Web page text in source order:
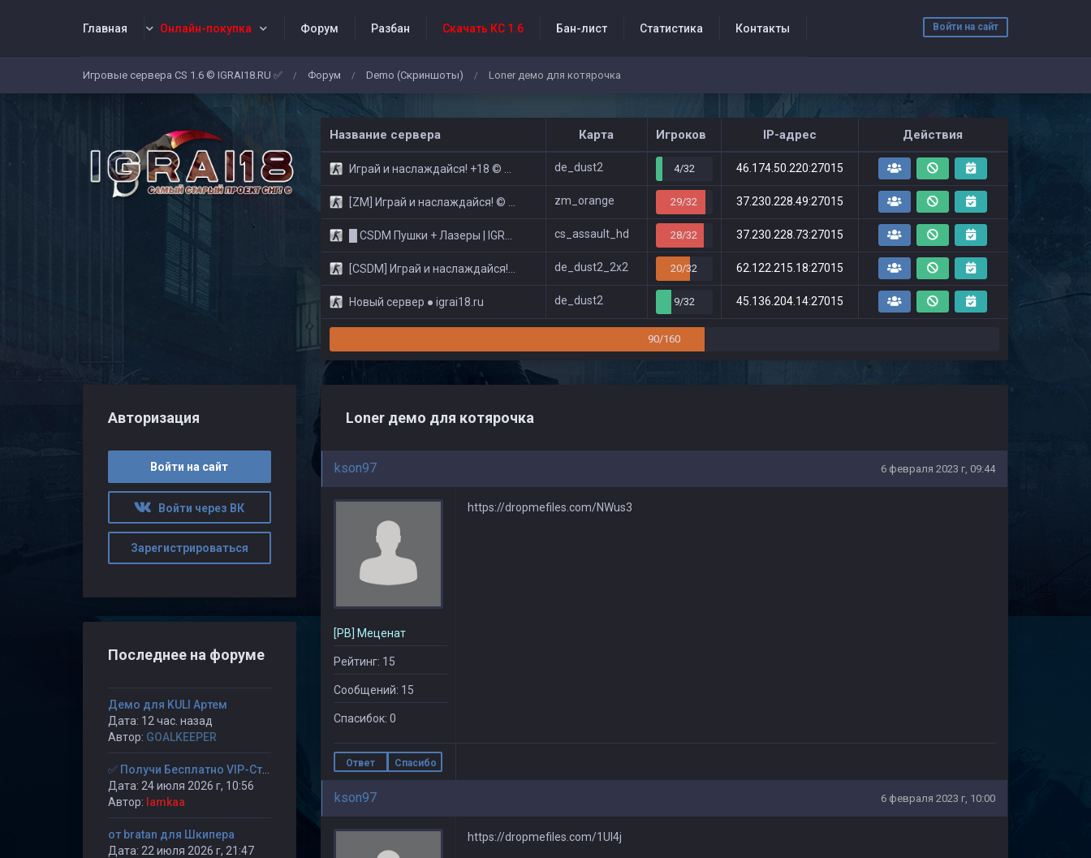
Войти на сайт
Главная Онлайн-покупка Форум Разбан Скачать КС 1.6 Бан-лист Статистика Контакты
События проекта
Игровые сервера CS 1.6 © IGRAI18.RU ✅ / Форум / Demo (Скриншоты) / Loner демо для котярочка
Название сервера Карта Игроков IP-адрес Действия
Играй и наслаждайся! +18 © Public de_dust2 4/32 46.174.50.220:27015
[ZM] Играй и наслаждайся! © Zombie Show zm_orange 29/32 37.230.228.49:27015
█ CSDM Пушки + Лазеры | IGRAI18.RU ツ █ cs_assault_hd 28/32 37.230.228.73:27015
[CSDM] Играй и наслаждайся! © Classic de_dust2_2x2 20/32 62.122.215.18:27015
Новый сервер ● igrai18.ru de_dust2 9/32 45.136.204.14:27015
90/160
Loner демо для котярочка
kson97 6 февраля 2023 г, 09:44
[PB] Меценат
Рейтинг: 15
Сообщений: 15
Спасибок: 0
https://dropmefiles.com/NWus3
Ответ Спасибо
kson97 6 февраля 2023 г, 10:00
https://dropmefiles.com/1UI4j
Авторизация
Войти на сайт
Войти через ВК
Зарегистрироваться
Последнее на форуме
Демо для KULI Артем
Дата: 12 час. назад
Автор: GOALKEEPER
Дата: 24 июля 2026 г, 10:56
Автор: lamkaa
от bratan для Шкипера
Дата: 22 июля 2026 г, 21:47